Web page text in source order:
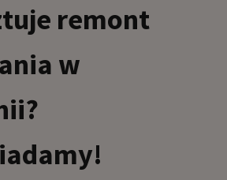
remont
w